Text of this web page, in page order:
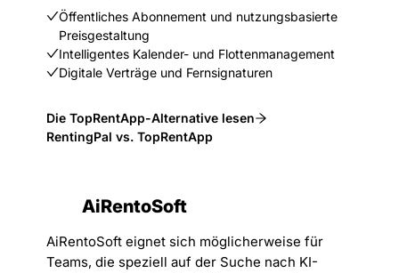
Öffentliches Abonnement und nutzungsbasierte
Preisgestaltung
Intelligentes Kalender- und Flottenmanagement
Digitale Verträge und Fernsignaturen
Die TopRentApp-Alternative lesen
RentingPal vs. TopRentApp
AiRentoSoft
AiRentoSoft eignet sich möglicherweise für
Teams, die speziell auf der Suche nach KI-